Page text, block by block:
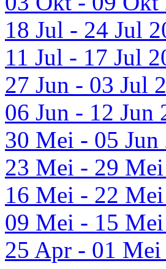
18 Jul - 24 Jul
11 Jul - 17 Jul
27 Jun - 03 Jul
06 Jun - 12 Jun
30 Mei - 05 Jun
23 Mei - 29
16 Mei - 22
09 Mei - 15
25 Apr - 01 Mei